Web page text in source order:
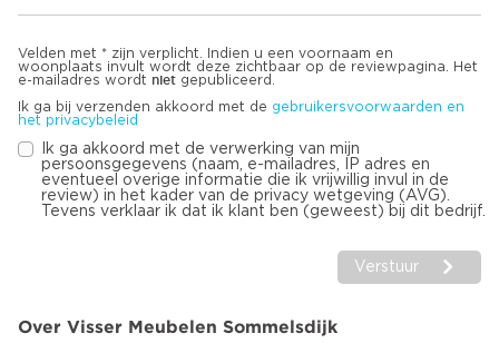
Velden met * zijn verplicht. Indien u een voornaam en
woonplaats invult wordt deze zichtbaar op de reviewpagina. Het
e-mailadres wordt niet gepubliceerd.
Ik ga bij verzenden akkoord met de gebruikersvoorwaarden en
het privacybeleid
Ik ga akkoord met de verwerking van mijn
persoonsgegevens (naam, e-mailadres, IP adres en
eventueel overige informatie die ik vrijwillig invul in de
review) in het kader van de privacy wetgeving (AVG).
Tevens verklaar ik dat ik klant ben (geweest) bij dit bedrijf.
Verstuur
Over Visser Meubelen Sommelsdijk